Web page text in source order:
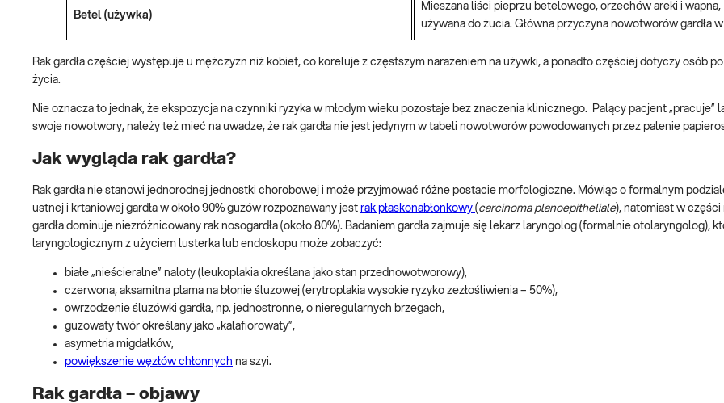
Betel (używka)
Mieszana liści pieprzu betelowego, orzechów areki i wapna,
używana do żucia. Główna przyczyna nowotworów gardła
Rak gardła częściej występuje u mężczyzn niż kobiet, co koreluje z częstszym narażeniem na używki, a ponadto częściej dotyczy osób
życia.
Nie oznacza to jednak, że ekspozycja na czynniki ryzyka w młodym wieku pozostaje bez znaczenia klinicznego. Palący pacjent „pracuje”
swoje nowotwory, należy też mieć na uwadze, że rak gardła nie jest jedynym w tabeli nowotworów powodowanych przez palenie
Jak wygląda rak gardła?
Rak gardła nie stanowi jednorodnej jednostki chorobowej i może przyjmować różne postacie morfologiczne. Mówiąc o formalnym
ustnej i krtaniowej gardła w około 90% guzów rozpoznawany jest rak płaskonabłonkowy ( carcinoma planoepitheliale), natomiast w części
gardła dominuje niezróżnicowany rak nosogardła (około 80%). Badaniem gardła zajmuje się lekarz laryngolog (formalnie otolaryngolog),
laryngologicznym z użyciem lusterka lub endoskopu może zobaczyć:
białe „nieścieralne” naloty (leukoplakia określana jako stan przednowotworowy),
czerwona, aksamitna plama na błonie śluzowej (erytroplakia wysokie ryzyko zezłośliwienia – 50%),
owrzodzenie śluzówki gardła, np. jednostronne, o nieregularnych brzegach,
guzowaty twór określany jako „kalafiorowaty”,
asymetria migdałków,
powiększenie węzłów chłonnych na szyi.
Rak gardła – objawy